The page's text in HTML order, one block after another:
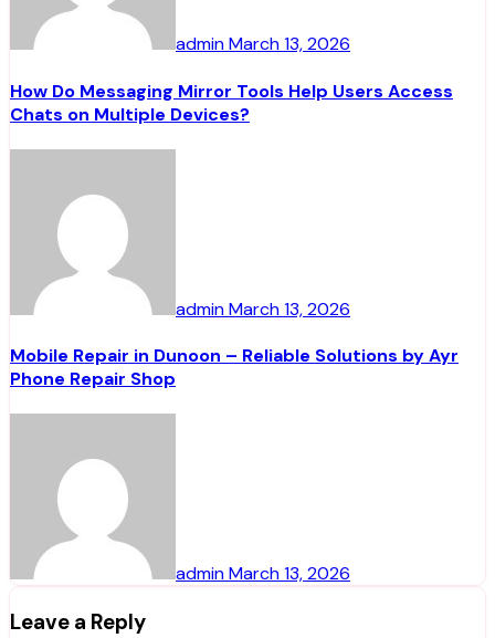
adminMarch 13, 2026
How Do Messaging Mirror Tools Help Users Access
Chats on Multiple Devices?
adminMarch 13, 2026
Mobile Repair in Dunoon – Reliable Solutions by Ayr
Phone Repair Shop
adminMarch 13, 2026
Leave a Reply